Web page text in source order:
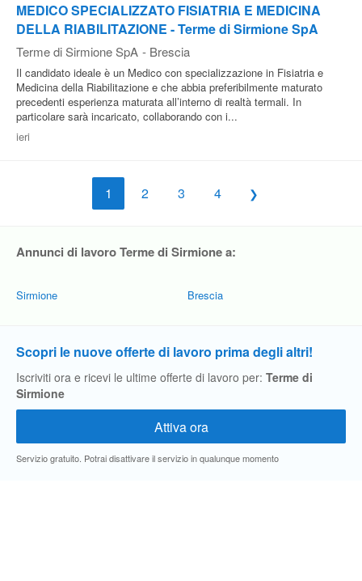
MEDICO SPECIALIZZATO FISIATRIA E MEDICINA
DELLA RIABILITAZIONE - Terme di Sirmione SpA
Terme di Sirmione SpA - Brescia
Il candidato ideale è un Medico con specializzazione in Fisiatria e
Medicina della Riabilitazione e che abbia preferibilmente maturato
precedenti esperienza maturata all’interno di realtà termali. In
particolare sarà incaricato, collaborando con i...
ieri
1 2 3 4
Annunci di lavoro Terme di Sirmione a:
Sirmione Brescia
Scopri le nuove offerte di lavoro prima degli altri!
Iscriviti ora e ricevi le ultime offerte di lavoro per: Terme di
Sirmione
Servizio gratuito. Potrai disattivare il servizio in qualunque momento